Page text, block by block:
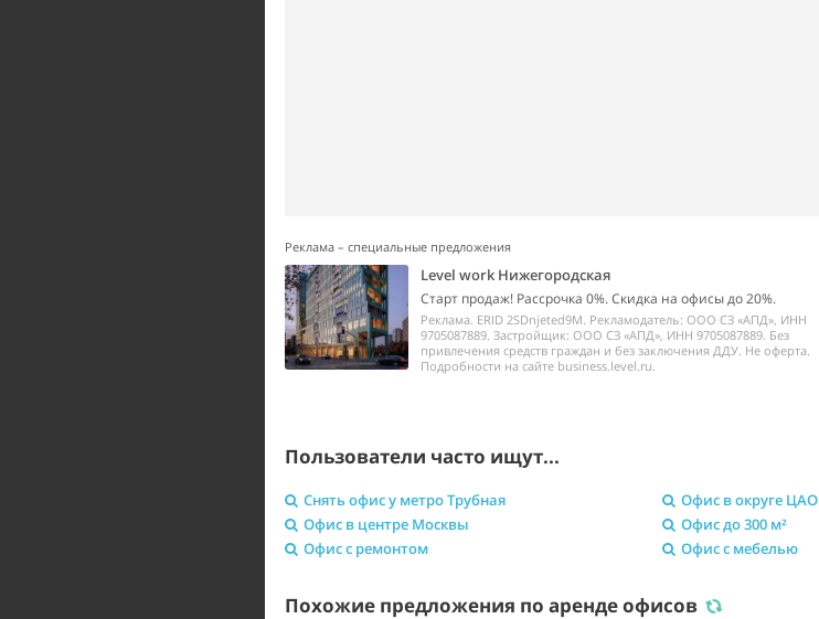
Реклама – специальные предложения
Level work Нижегородская
Старт продаж! Рассрочка 0%. Скидка на офисы до 20%.
Реклама. ERID 2SDnjeted9M. Рекламодатель: ООО СЗ «АПД», ИНН
9705087889. Застройщик: ООО СЗ «АПД», ИНН 9705087889. Без
привлечения средств граждан и без заключения ДДУ. Не оферта.
Подробности на сайте business.level.ru.
Пользователи часто ищут...
Снять офис у метро Трубная Офис в округе ЦАО
Офис в центре Москвы
Офис до 300 м²
Офис с ремонтом
Офис с мебелью
Похожие предложения по аренде офисов